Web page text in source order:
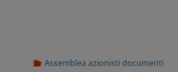
Assemblea azionisti documenti